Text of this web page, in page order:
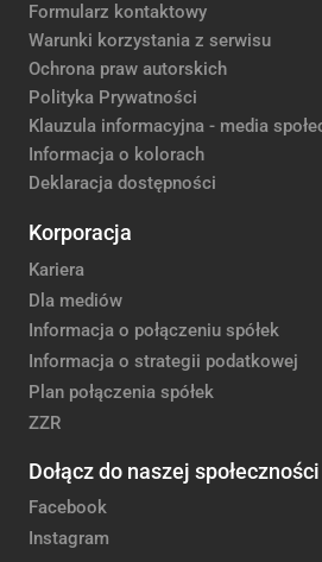
Formularz kontaktowy
Warunki korzystania z serwisu
Ochrona praw autorskich
Polityka Prywatności
Klauzula informacyjna - media
Informacja o kolorach
Deklaracja dostępności
Korporacja
Kariera
Dla mediów
Informacja o połączeniu spółek
Informacja o strategii podatkowej
Plan połączenia spółek
ZZR
Dołącz do naszej społeczności
Facebook
Instagram